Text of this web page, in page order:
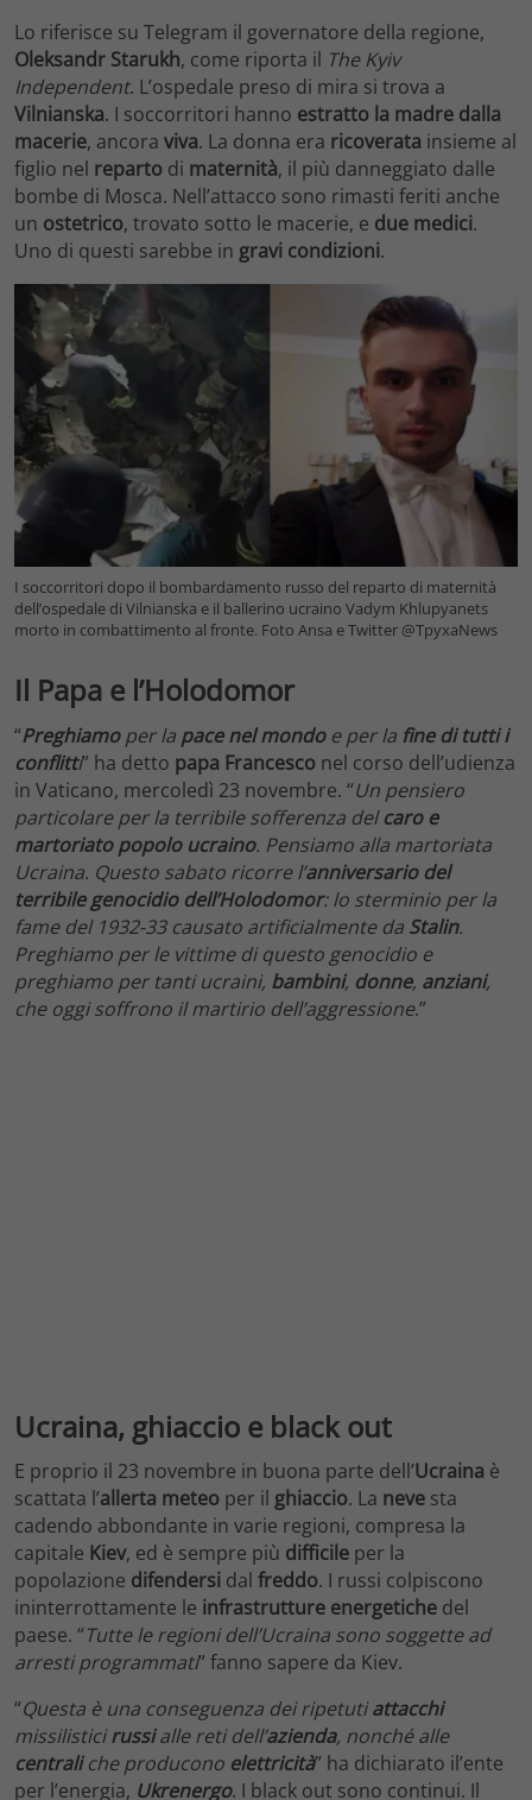
Lo riferisce su Telegram il governatore della regione,
Oleksandr Starukh, come riporta il The Kyiv
Independent. L’ospedale preso di mira si trova a
Vilnianska. I soccorritori hanno estratto la madre dalla
macerie, ancora viva. La donna era ricoverata insieme al
figlio nel reparto di maternità, il più danneggiato dalle
bombe di Mosca. Nell’attacco sono rimasti feriti anche
un ostetrico, trovato sotto le macerie, e due medici.
Uno di questi sarebbe in gravi condizioni.
I soccorritori dopo il bombardamento russo del reparto di maternità
dell’ospedale di Vilnianska e il ballerino ucraino Vadym Khlupyanets
morto in combattimento al fronte. Foto Ansa e Twitter @TpyxaNews
Il Papa e l’Holodomor
“Preghiamoper la pace nel mondoe per la fine di tutti i
conflitti” ha detto papa Francesco nel corso dell’udienza
in Vaticano, mercoledì 23 novembre. “Un pensiero
particolare per la terribile sofferenza delcaro e
martoriato popolo ucraino. Pensiamo alla martoriata
Ucraina. Questo sabato ricorre l’anniversario del
terribile genocidio dell’Holodomor: lo sterminio per la
fame del 1932-33 causato artificialmente da Stalin.
Preghiamo per le vittime di questo genocidio e
preghiamo per tanti ucraini, bambini, donne, anziani,
che oggi soffrono il martirio dell’aggressione.”
Ucraina, ghiaccio e black out
E proprio il 23 novembre in buona parte dell’Ucraina è
scattata l’allerta meteo per il ghiaccio. La neve sta
cadendo abbondante in varie regioni, compresa la
capitale Kiev, ed è sempre più difficile per la
popolazione difendersi dal freddo. I russi colpiscono
ininterrottamente le infrastrutture energetiche del
paese. “Tutte le regioni dell’Ucraina sono soggette ad
arresti programmati” fanno sapere da Kiev.
“Questa è una conseguenza dei ripetutiattacchi
missilisticirussialle reti dell’azienda, nonché alle
centraliche producono elettricità” ha dichiarato il’ente
per l’energia, Ukrenergo. I black out sono continui. Il